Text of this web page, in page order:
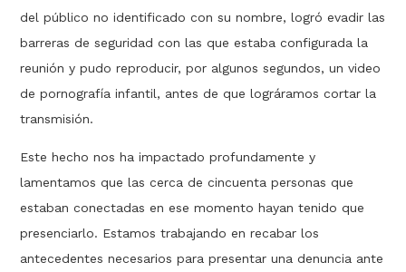
del público no identificado con su nombre, logró evadir las
barreras de seguridad con las que estaba configurada la
reunión y pudo reproducir, por algunos segundos, un video
de pornografía infantil, antes de que lográramos cortar la
transmisión.
Este hecho nos ha impactado profundamente y
lamentamos que las cerca de cincuenta personas que
estaban conectadas en ese momento hayan tenido que
presenciarlo. Estamos trabajando en recabar los
antecedentes necesarios para presentar una denuncia ante